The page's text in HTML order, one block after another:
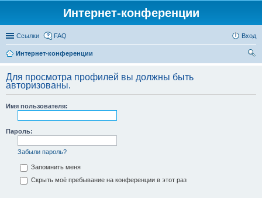
Интернет-конференции
Ссылки FAQ Вход
Интернет-конференции
Для просмотра профилей вы должны быть
авторизованы.
Имя пользователя:
Пароль:
Забыли пароль?
Запомнить меня
Скрыть моё пребывание на конференции в этот раз